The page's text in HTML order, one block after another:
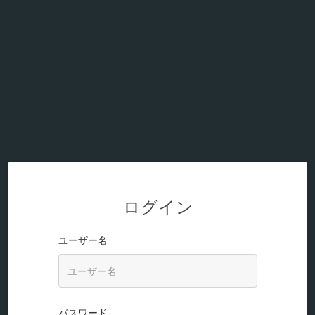
ログイン
ユーザー名
パスワード